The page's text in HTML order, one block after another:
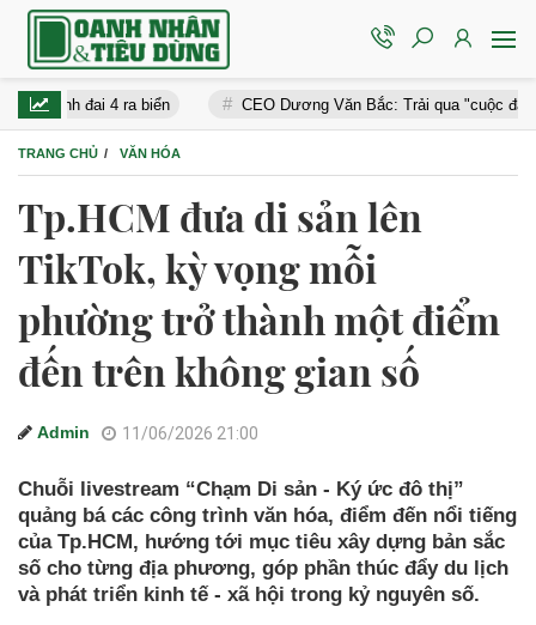
ra biển CEO Dương Văn Bắc: Trải qua "cuộc đại phẫu" không
TRANG CHỦ VĂN HÓA
Tp.HCM đưa di sản lên
TikTok, kỳ vọng mỗi
phường trở thành một điểm
đến trên không gian số
Admin 11/06/2026 21:00
Chuỗi livestream “Chạm Di sản - Ký ức đô thị”
quảng bá các công trình văn hóa, điểm đến nổi tiếng
của Tp.HCM, hướng tới mục tiêu xây dựng bản sắc
số cho từng địa phương, góp phần thúc đẩy du lịch
và phát triển kinh tế - xã hội trong kỷ nguyên số.